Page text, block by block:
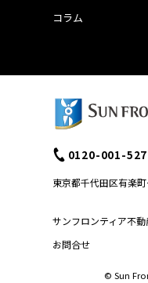
コラム
サンフロンティア不
お問合せ
0120-001-527
東京都千代田区有楽
© Sun